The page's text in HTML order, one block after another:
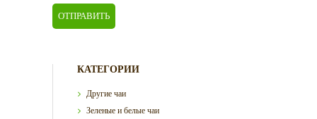
КАТЕГОРИИ
Другие чаи
Зеленые и белые чаи